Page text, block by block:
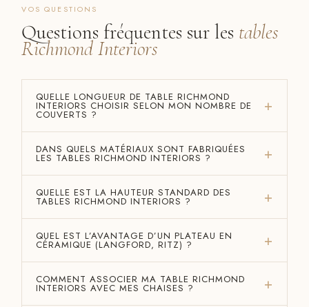
VOS QUESTIONS
Questions fréquentes sur les tables
Richmond Interiors
QUELLE LONGUEUR DE TABLE RICHMOND
INTERIORS CHOISIR SELON MON NOMBRE DE
COUVERTS ?
DANS QUELS MATÉRIAUX SONT FABRIQUÉES
LES TABLES RICHMOND INTERIORS ?
QUELLE EST LA HAUTEUR STANDARD DES
TABLES RICHMOND INTERIORS ?
QUEL EST L’AVANTAGE D’UN PLATEAU EN
CÉRAMIQUE (LANGFORD, RITZ) ?
COMMENT ASSOCIER MA TABLE RICHMOND
INTERIORS AVEC MES CHAISES ?